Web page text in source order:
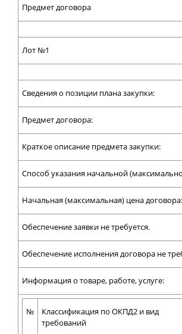
Предмет договора
Лот №1
Сведения о позиции плана закупки:
Предмет договора:
Краткое описание предмета закупки:
Способ указания начальной
Начальная (максимальная) цена договора:
Обеспечение заявки не требуется.
Обеспечение исполнения договора не
Информация о товаре, работе, услуге:
№
Классификация по ОКПД2 и вид
требований